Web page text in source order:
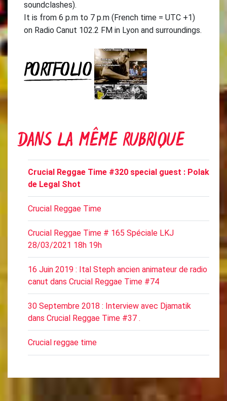
soundclashes).
It is from 6 p.m to 7 p.m (French time = UTC +1)
on Radio Canut 102.2 FM in Lyon and surroundings.
PORTFOLIO
DANS LA MÊME RUBRIQUE
Crucial Reggae Time #320 special guest : Polak
de Legal Shot
Crucial Reggae Time
Crucial Reggae Time # 165 Spéciale LKJ
28/03/2021 18h 19h
16 Juin 2019 : Ital Steph ancien animateur de radio
canut dans Crucial Reggae Time #74
30 Septembre 2018 : Interview avec Djamatik
dans Crucial Reggae Time #37 .
Crucial reggae time